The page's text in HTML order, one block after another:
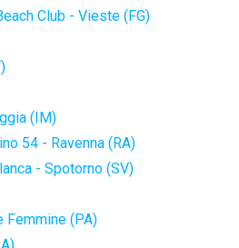
Club - Vieste (FG)
(IM)
54 - Ravenna (RA)
- Spotorno (SV)
Femmine (PA)